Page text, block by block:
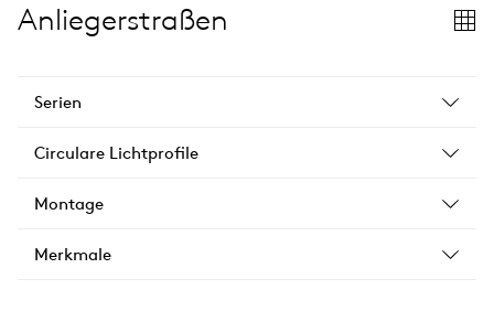
Anliegerstraßen
Serien
Circulare Lichtprofile
Montage
Merkmale